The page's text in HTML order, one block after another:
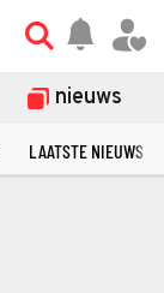
nieuws
LAATSTE NIEUWS